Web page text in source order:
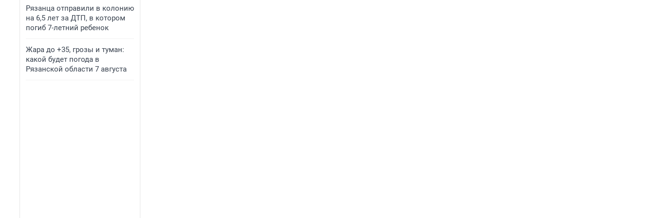
Рязанца отправили в колонию
на 6,5 лет за ДТП, в котором
погиб 7-летний ребенок
Жара до +35, грозы и туман:
какой будет погода в
Рязанской области 7 августа